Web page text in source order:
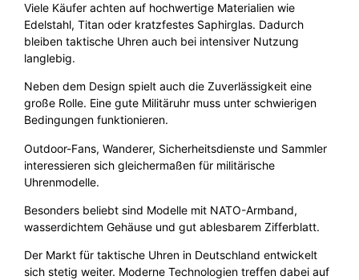
Viele Käufer achten auf hochwertige Materialien wie
Edelstahl, Titan oder kratzfestes Saphirglas. Dadurch
bleiben taktische Uhren auch bei intensiver Nutzung
langlebig.
Neben dem Design spielt auch die Zuverlässigkeit eine
große Rolle. Eine gute Militäruhr muss unter schwierigen
Bedingungen funktionieren.
Outdoor-Fans, Wanderer, Sicherheitsdienste und Sammler
interessieren sich gleichermaßen für militärische
Uhrenmodelle.
Besonders beliebt sind Modelle mit NATO-Armband,
wasserdichtem Gehäuse und gut ablesbarem Zifferblatt.
Der Markt für taktische Uhren in Deutschland entwickelt
sich stetig weiter. Moderne Technologien treffen dabei auf